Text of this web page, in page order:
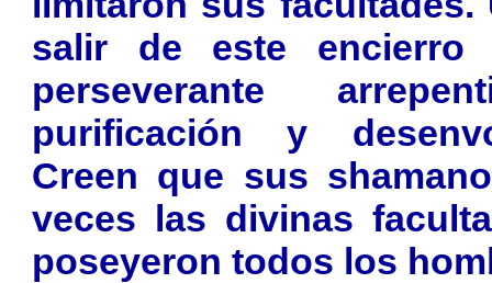
salir de este
perseverante
purificación y
Creen que sus
veces las divinas
poseyeron todos los